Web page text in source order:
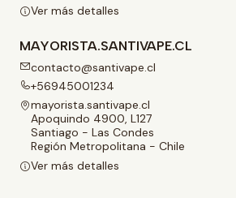
Ver más detalles
MAYORISTA.SANTIVAPE.CL
contacto@santivape.cl
+56945001234
mayorista.santivape.cl
Apoquindo 4900, L127
Santiago - Las Condes
Región Metropolitana - Chile
Ver más detalles